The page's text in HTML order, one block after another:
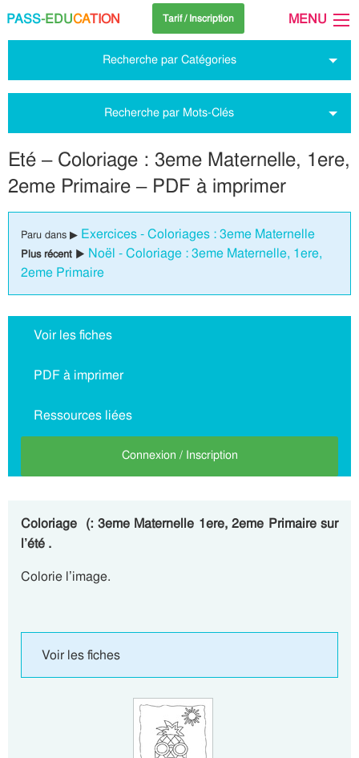
PASS-EDUCATION Tarif / Inscription MENU
Recherche par Catégories
Recherche par Mots-Clés
Eté – Coloriage : 3eme Maternelle, 1ere,
2eme Primaire – PDF à imprimer
Paru dans ▶ Exercices - Coloriages : 3eme Maternelle
Plus récent ▶ Noël - Coloriage : 3eme Maternelle, 1ere,
2eme Primaire
Voir les fiches
PDF à imprimer
Ressources liées
Connexion / Inscription
Coloriage (: 3eme Maternelle 1ere, 2eme Primaire sur
l’été .
Colorie l’image.
Voir les fiches